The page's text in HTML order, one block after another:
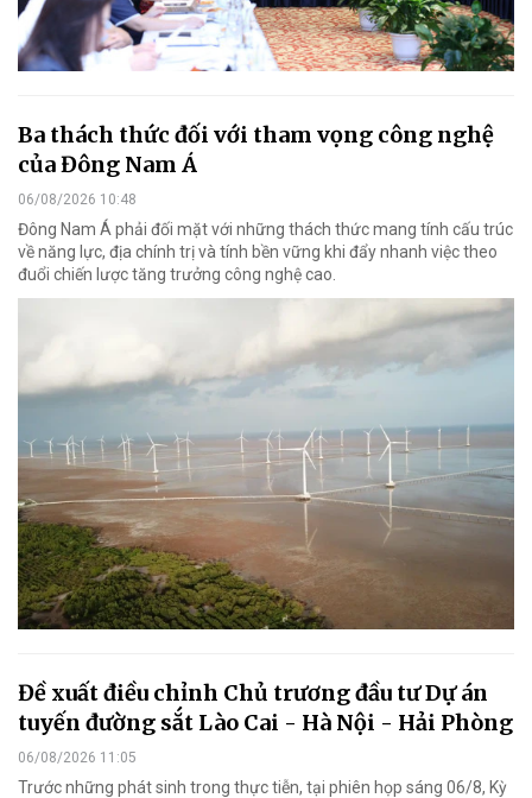
Ba thách thức đối với tham vọng công nghệ
của Đông Nam Á
06/08/2026 10:48
Đông Nam Á phải đối mặt với những thách thức mang tính cấu trúc
về năng lực, địa chính trị và tính bền vững khi đẩy nhanh việc theo
đuổi chiến lược tăng trưởng công nghệ cao.
Đề xuất điều chỉnh Chủ trương đầu tư Dự án
tuyến đường sắt Lào Cai - Hà Nội - Hải Phòng
06/08/2026 11:05
Trước những phát sinh trong thực tiễn, tại phiên họp sáng 06/8, Kỳ